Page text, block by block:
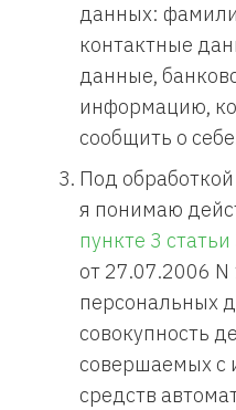
данных:
контактные
данные,
информацию,
сообщить о
Под
я понимаю
пункте 3 статьи
от 27.07.2006
персональных
совокупность
совершаемых с
средств